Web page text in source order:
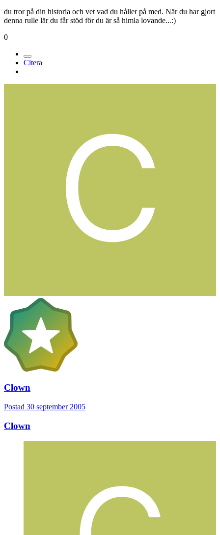
du tror på din historia och vet vad du håller på med. När du har gjort
denna rulle lär du får stöd för du är så himla lovande...:)
0
Citera
Clown
Postad 30 september 2005
Clown